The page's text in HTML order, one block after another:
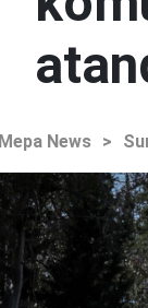
Mepa News >